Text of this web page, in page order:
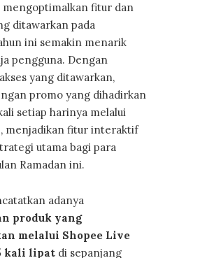
mengoptimalkan fitur dan
ditawarkan pada
ini semakin menarik
pengguna. Dengan
yang ditawarkan,
promo yang dihadirkan
setiap harinya melalui
menjadikan fitur interaktif
utama bagi para
Ramadan ini.
adanya
produk yang
melalui Shopee Live
kali lipat di sepanjang